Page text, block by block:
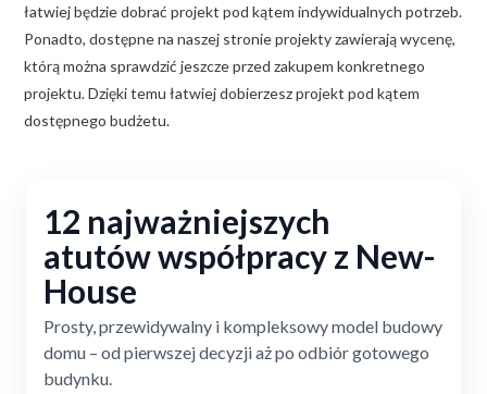
łatwiej będzie dobrać projekt pod kątem indywidualnych potrzeb.
Ponadto, dostępne na naszej stronie projekty zawierają wycenę,
którą można sprawdzić jeszcze przed zakupem konkretnego
projektu. Dzięki temu łatwiej dobierzesz projekt pod kątem
dostępnego budżetu.
12 najważniejszych
atutów współpracy z New-
House
Prosty, przewidywalny i kompleksowy model budowy
domu – od pierwszej decyzji aż po odbiór gotowego
budynku.